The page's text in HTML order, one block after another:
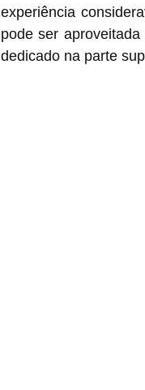
experiência
pode ser
dedicado na parte